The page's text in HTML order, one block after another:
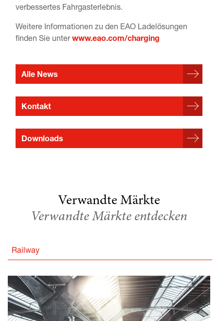
verbessertes Fahrgasterlebnis.
Weitere Informationen zu den EAO Ladelösungen
finden Sie unterwww.eao.com/charging
Alle News
Kontakt
Downloads
Verwandte Märkte
Verwandte Märkte entdecken
Railway